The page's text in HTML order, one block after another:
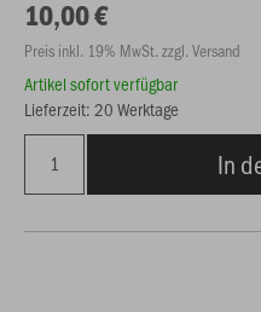
10,00 €
Preis inkl. 19% MwSt. zzgl. Versand
Artikel sofort verfügbar
Lieferzeit: 20 Werktage
In